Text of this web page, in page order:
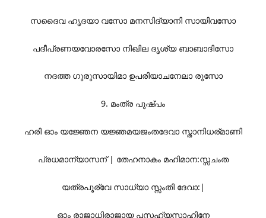
സദൈവ ഹൃദയാ വസോ മനസിദ്യാനി സായിവസോ
പദീപ്രണയവോരസോ നിഖില ദൃശ്യ ബാബാദിസോ
നദത്ത ഗുരുസായിമാ ഉപരിയാചനേലാ രുസോ
9. മംത്ര പുഷ്പം
ഹരി ഓം യജ്ഞേന യജ്ഞമയജംതദേവാ സ്താനിധര്മാണി
പ്രധമാന്യാസന് | തേഹനാകം മഹിമാന:സ്സചംത
യത്രപൂര്വേ സാധ്യാ സ്സംതി ദേവാ:|
ഓം രാജാധിരാജായ പസഹ്യസാഹിനേ